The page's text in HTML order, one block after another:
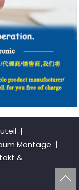
|
Montage |
&